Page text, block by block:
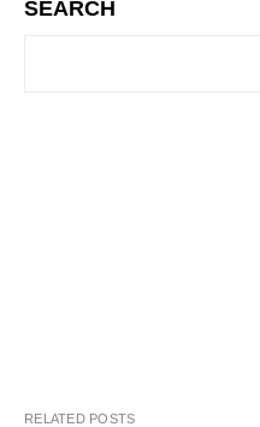
SEARCH
RELATED POSTS